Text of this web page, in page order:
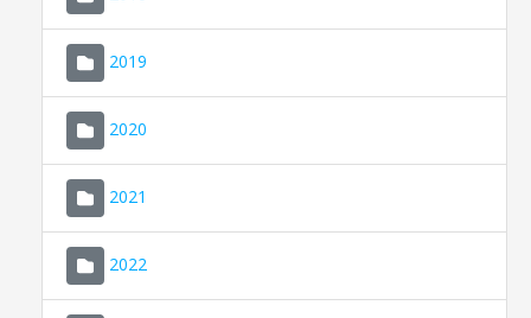
2019
2020
2021
2022